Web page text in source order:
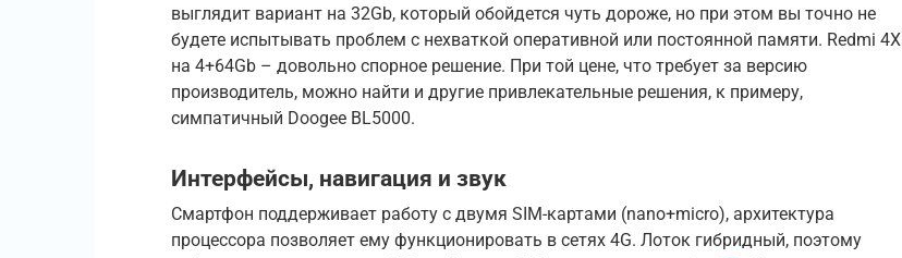
выглядит вариант на 32Gb, который обойдется чуть дороже, но при этом вы точно не
будете испытывать проблем с нехваткой оперативной или постоянной памяти. Redmi 4X
на 4+64Gb – довольно спорное решение. При той цене, что требует за версию
производитель, можно найти и другие привлекательные решения, к примеру,
симпатичный Doogee BL5000.
Интерфейсы, навигация и звук
Смартфон поддерживает работу с двумя SIM-картами (nano+micro), архитектура
процессора позволяет ему функционировать в сетях 4G. Лоток гибридный, поэтому